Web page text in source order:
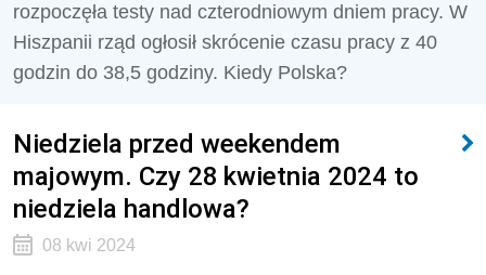
rozpoczęła testy nad czterodniowym dniem pracy. W
Hiszpanii rząd ogłosił skrócenie czasu pracy z 40
godzin do 38,5 godziny. Kiedy Polska?
Niedziela przed weekendem
majowym. Czy 28 kwietnia 2024 to
niedziela handlowa?
08 kwi 2024